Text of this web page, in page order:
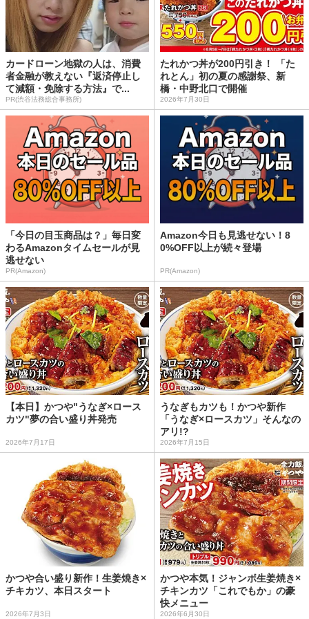
カードローン地獄の人は、消費
者金融が教えない『返済停止し
て減額・免除する方法』で...
PR(渋谷法務総合事務所)
たれかつ丼が200円引き！ 「た
れとん」初の夏の感謝祭、新
橋・中野北口で開催
2026年7月30日
「今日の目玉商品は？」毎日変
わるAmazonタイムセールが見
逃せない
PR(Amazon)
Amazon今日も見逃せない！8
0%OFF以上が続々登場
PR(Amazon)
【本日】かつや"うなぎ×ロース
カツ"夢の合い盛り丼発売
2026年7月17日
うなぎもカツも！かつや新作
「うなぎ×ロースカツ」そんなの
アリ!?
2026年7月15日
かつや合い盛り新作！生姜焼き×
チキカツ、本日スタート
2026年7月3日
かつや本気！ジャンボ生姜焼き×
チキンカツ「これでもか」の豪
快メニュー
2026年6月30日